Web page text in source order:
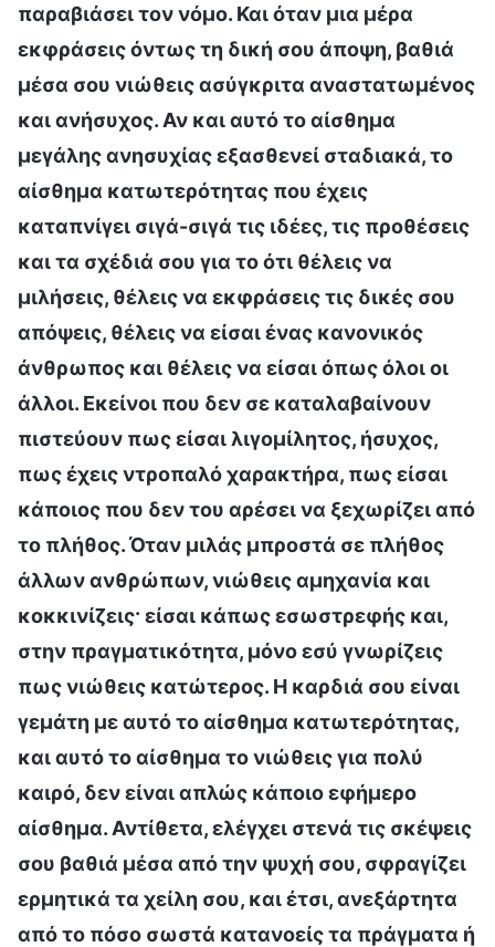
παραβιάσει τον νόμο. Και όταν μια μέρα
εκφράσεις όντως τη δική σου άποψη, βαθιά
μέσα σου νιώθεις ασύγκριτα αναστατωμένος
και ανήσυχος. Αν και αυτό το αίσθημα
μεγάλης ανησυχίας εξασθενεί σταδιακά, το
αίσθημα κατωτερότητας που έχεις
καταπνίγει σιγά-σιγά τις ιδέες, τις προθέσεις
και τα σχέδιά σου για το ότι θέλεις να
μιλήσεις, θέλεις να εκφράσεις τις δικές σου
απόψεις, θέλεις να είσαι ένας κανονικός
άνθρωπος και θέλεις να είσαι όπως όλοι οι
άλλοι. Εκείνοι που δεν σε καταλαβαίνουν
πιστεύουν πως είσαι λιγομίλητος, ήσυχος,
πως έχεις ντροπαλό χαρακτήρα, πως είσαι
κάποιος που δεν του αρέσει να ξεχωρίζει από
το πλήθος. Όταν μιλάς μπροστά σε πλήθος
άλλων ανθρώπων, νιώθεις αμηχανία και
κοκκινίζεις· είσαι κάπως εσωστρεφής και,
στην πραγματικότητα, μόνο εσύ γνωρίζεις
πως νιώθεις κατώτερος. Η καρδιά σου είναι
γεμάτη με αυτό το αίσθημα κατωτερότητας,
και αυτό το αίσθημα το νιώθεις για πολύ
καιρό, δεν είναι απλώς κάποιο εφήμερο
αίσθημα. Αντίθετα, ελέγχει στενά τις σκέψεις
σου βαθιά μέσα από την ψυχή σου, σφραγίζει
ερμητικά τα χείλη σου, και έτσι, ανεξάρτητα
από το πόσο σωστά κατανοείς τα πράγματα ή